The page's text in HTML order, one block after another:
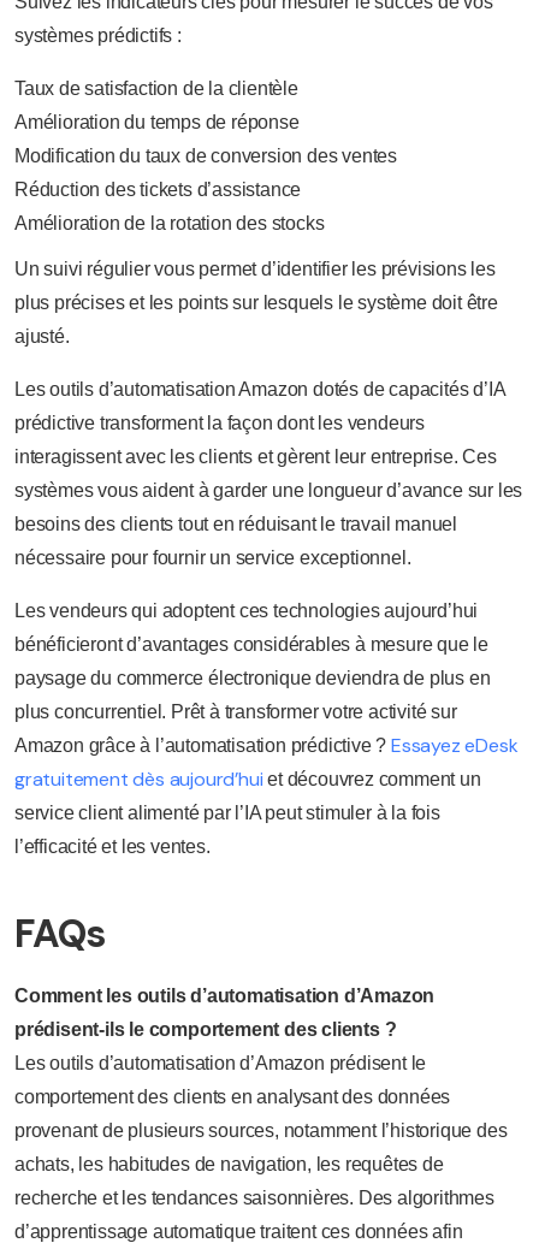
systèmes prédictifs :
Taux de satisfaction de la clientèle
Amélioration du temps de réponse
Modification du taux de conversion des ventes
Réduction des tickets d’assistance
Amélioration de la rotation des stocks
Un suivi régulier vous permet d’identifier les prévisions les
plus précises et les points sur lesquels le système doit être
ajusté.
Les outils d’automatisation Amazon dotés de capacités d’IA
prédictive transforment la façon dont les vendeurs
interagissent avec les clients et gèrent leur entreprise. Ces
systèmes vous aident à garder une longueur d’avance sur les
besoins des clients tout en réduisant le travail manuel
nécessaire pour fournir un service exceptionnel.
Les vendeurs qui adoptent ces technologies aujourd’hui
bénéficieront d’avantages considérables à mesure que le
paysage du commerce électronique deviendra de plus en
plus concurrentiel. Prêt à transformer votre activité sur
Amazon grâce à l’automatisation prédictive ? Essayez eDesk
gratuitement dès aujourd’hui et découvrez comment un
service client alimenté par l’IA peut stimuler à la fois
l’efficacité et les ventes.
FAQs
Comment les outils d’automatisation d’Amazon
prédisent-ils le comportement des clients ?
Les outils d’automatisation d’Amazon prédisent le
comportement des clients en analysant des données
provenant de plusieurs sources, notamment l’historique des
achats, les habitudes de navigation, les requêtes de
recherche et les tendances saisonnières. Des algorithmes
d’apprentissage automatique traitent ces données afin